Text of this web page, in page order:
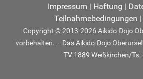
Impressum | Haftung |
Teilnahmebedingungen |
Copyright © 2013-2026 Aikido-Dojo
vorbehalten. – Das Aikido-Dojo
TV 1889 Weißkirchen/Ts.